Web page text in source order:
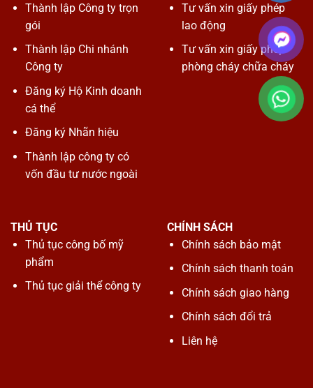
Thành lập Công ty trọn
gói
Thành lập Chi nhánh
Công ty
Đăng ký Hộ Kinh doanh
cá thể
Đăng ký Nhãn hiệu
Thành lập công ty có
vốn đầu tư nước ngoài
Tư vấn xin giấy phép
lao động
Tư vấn xin giấy phép
phòng cháy chữa cháy
THỦ TỤC
Thủ tục công bố mỹ
phẩm
Thủ tục giải thể công ty
CHÍNH SÁCH
Chính sách bảo mật
Chính sách thanh toán
Chính sách giao hàng
Chính sách đổi trả
Liên hệ